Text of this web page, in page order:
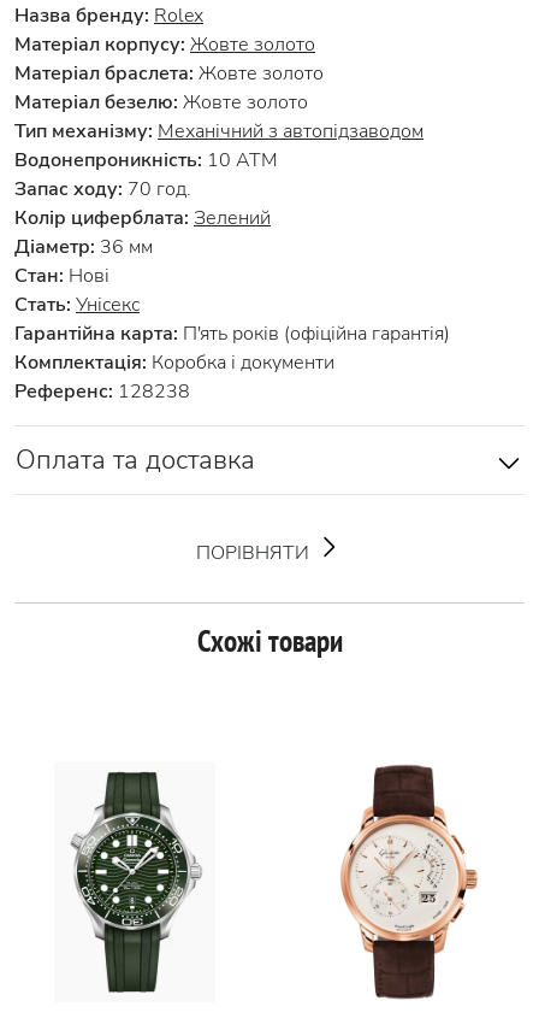
Назва бренду: Rolex
Матеріал корпусу: Жовте золото
Матеріал браслета: Жовте золото
Матеріал безелю: Жовте золото
Тип механізму: Механічний з автопідзаводом
Водонепроникність: 10 АТМ
Запас ходу: 70 год.
Колір циферблата: Зелений
Діаметр: 36 мм
Стан: Нові
Стать: Унісекс
Гарантійна карта: П'ять років (офіційна гарантія)
Комплектація: Коробка і документи
Референс: 128238
Оплата та доставка
ПОРІВНЯТИ
Схожі товари